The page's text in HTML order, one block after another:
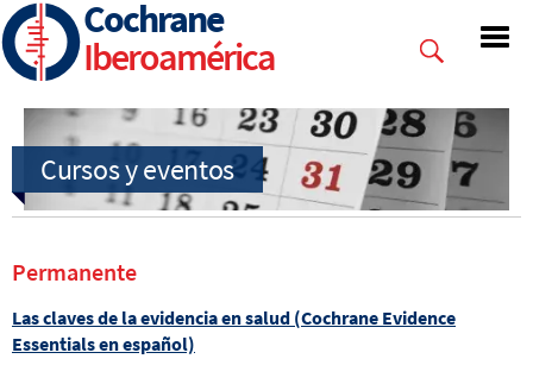
Skip
to
main
Cochrane
Iberoamérica
Permanente
Las claves de la evidencia en salud (Cochrane Evidence
Essentials en español)